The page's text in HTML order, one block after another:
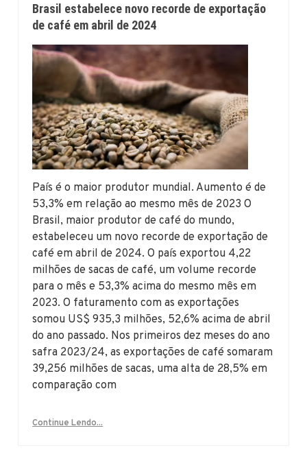
Brasil estabelece novo recorde de exportação
de café em abril de 2024
País é o maior produtor mundial. Aumento é de
53,3% em relação ao mesmo mês de 2023 O
Brasil, maior produtor de café do mundo,
estabeleceu um novo recorde de exportação de
café em abril de 2024. O país exportou 4,22
milhões de sacas de café, um volume recorde
para o mês e 53,3% acima do mesmo mês em
2023. O faturamento com as exportações
somou US$ 935,3 milhões, 52,6% acima de abril
do ano passado. Nos primeiros dez meses do ano
safra 2023/24, as exportações de café somaram
39,256 milhões de sacas, uma alta de 28,5% em
comparação com
Continue Lendo...